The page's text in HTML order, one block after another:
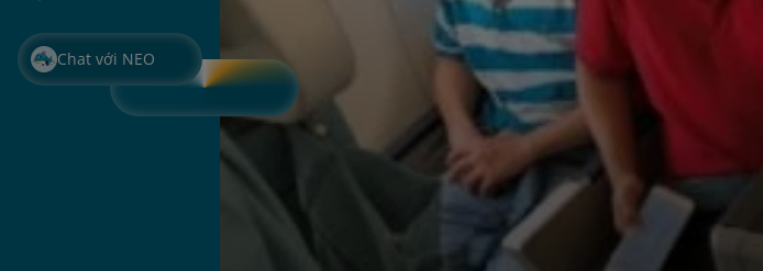
Chat với NEO